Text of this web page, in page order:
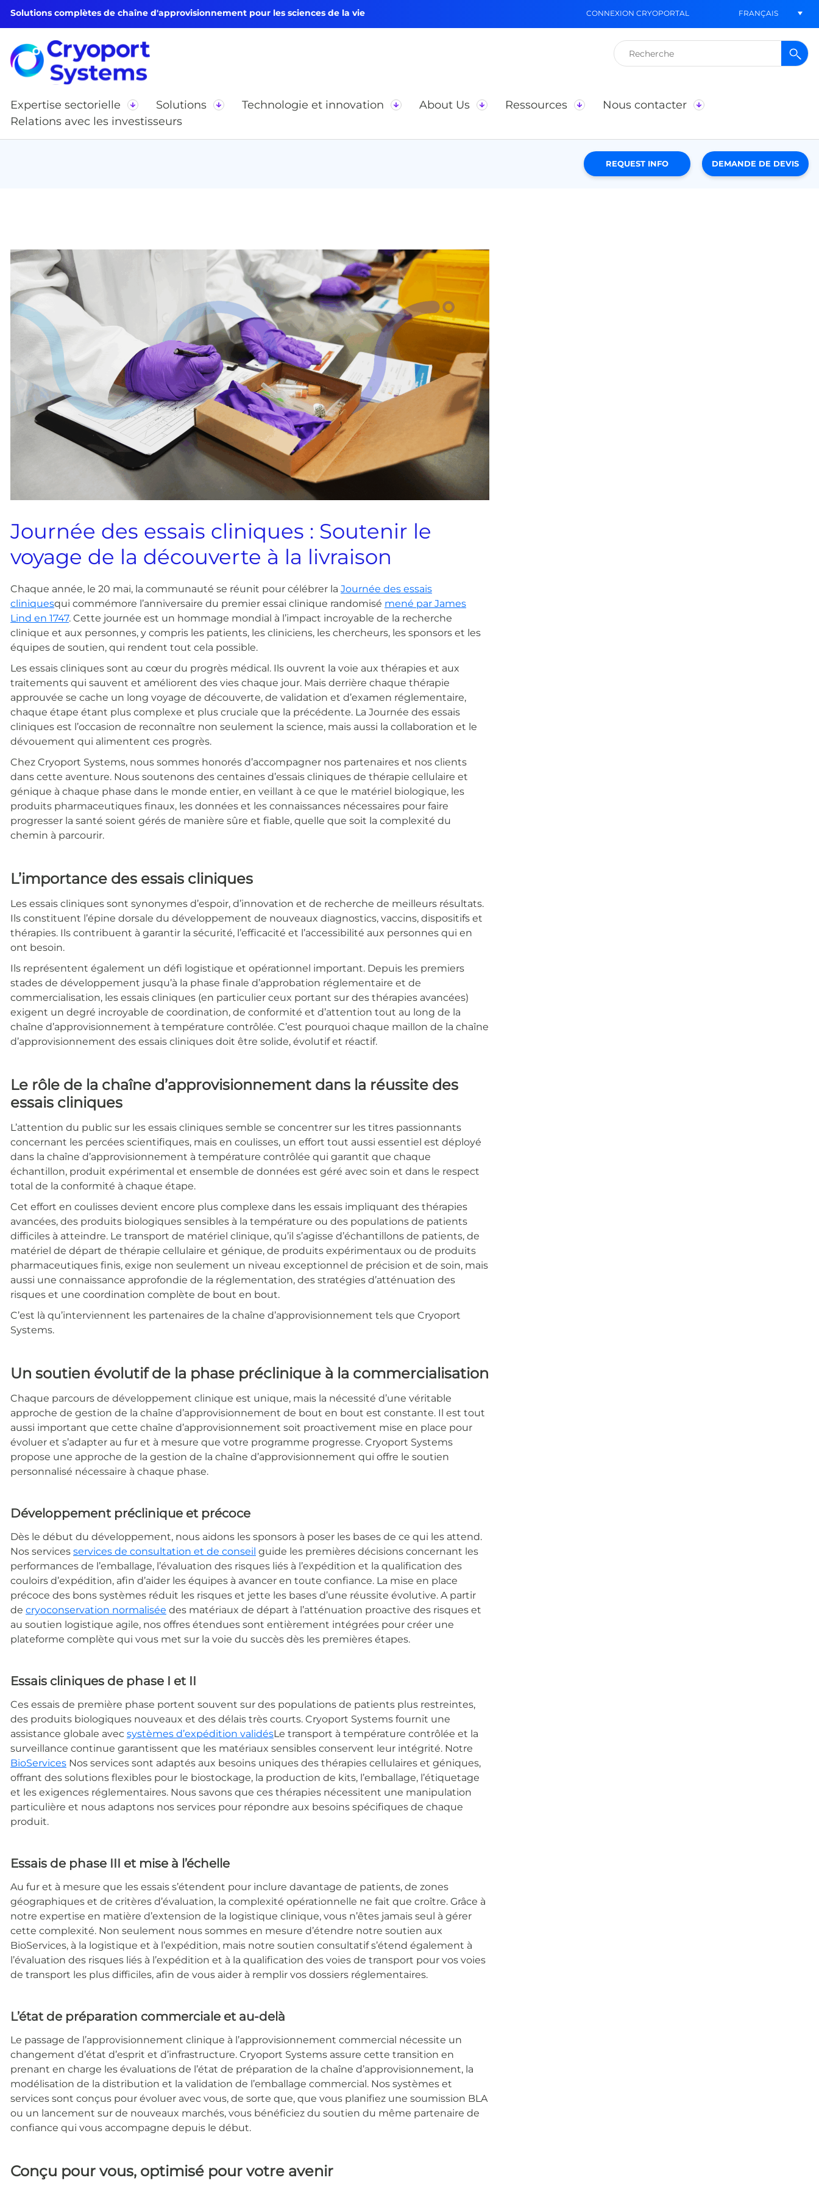
Solutions complètes de chaîne d'approvisionnement pour les sciences de la vie CONNEXION CRYOPORTAL FRANÇAIS
Rechercher :
Expertise sectorielle Solutions Technologie et innovation About Us Ressources
Nous contacter
Relations avec les investisseurs
REQUEST INFO DEMANDE DE DEVIS
Journée des essais cliniques : Soutenir le
voyage de la découverte à la livraison
Chaque année, le 20 mai, la communauté se réunit pour célébrer la Journée des essais
cliniquesqui commémore l’anniversaire du premier essai clinique randomisé mené par James
Lind en 1747. Cette journée est un hommage mondial à l’impact incroyable de la recherche
clinique et aux personnes, y compris les patients, les cliniciens, les chercheurs, les sponsors et les
équipes de soutien, qui rendent tout cela possible.
Les essais cliniques sont au cœur du progrès médical. Ils ouvrent la voie aux thérapies et aux
traitements qui sauvent et améliorent des vies chaque jour. Mais derrière chaque thérapie
approuvée se cache un long voyage de découverte, de validation et d’examen réglementaire,
chaque étape étant plus complexe et plus cruciale que la précédente. La Journée des essais
cliniques est l’occasion de reconnaître non seulement la science, mais aussi la collaboration et le
dévouement qui alimentent ces progrès.
Chez Cryoport Systems, nous sommes honorés d’accompagner nos partenaires et nos clients
dans cette aventure. Nous soutenons des centaines d’essais cliniques de thérapie cellulaire et
génique à chaque phase dans le monde entier, en veillant à ce que le matériel biologique, les
produits pharmaceutiques finaux, les données et les connaissances nécessaires pour faire
progresser la santé soient gérés de manière sûre et fiable, quelle que soit la complexité du
chemin à parcourir.
L’importance des essais cliniques
Les essais cliniques sont synonymes d’espoir, d’innovation et de recherche de meilleurs résultats.
Ils constituent l’épine dorsale du développement de nouveaux diagnostics, vaccins, dispositifs et
thérapies. Ils contribuent à garantir la sécurité, l’efficacité et l’accessibilité aux personnes qui en
ont besoin.
Ils représentent également un défi logistique et opérationnel important. Depuis les premiers
stades de développement jusqu’à la phase finale d’approbation réglementaire et de
commercialisation, les essais cliniques (en particulier ceux portant sur des thérapies avancées)
exigent un degré incroyable de coordination, de conformité et d’attention tout au long de la
chaîne d’approvisionnement à température contrôlée. C’est pourquoi chaque maillon de la chaîne
d’approvisionnement des essais cliniques doit être solide, évolutif et réactif.
Le rôle de la chaîne d’approvisionnement dans la réussite des
essais cliniques
L’attention du public sur les essais cliniques semble se concentrer sur les titres passionnants
concernant les percées scientifiques, mais en coulisses, un effort tout aussi essentiel est déployé
dans la chaîne d’approvisionnement à température contrôlée qui garantit que chaque
échantillon, produit expérimental et ensemble de données est géré avec soin et dans le respect
total de la conformité à chaque étape.
Cet effort en coulisses devient encore plus complexe dans les essais impliquant des thérapies
avancées, des produits biologiques sensibles à la température ou des populations de patients
difficiles à atteindre. Le transport de matériel clinique, qu’il s’agisse d’échantillons de patients, de
matériel de départ de thérapie cellulaire et génique, de produits expérimentaux ou de produits
pharmaceutiques finis, exige non seulement un niveau exceptionnel de précision et de soin, mais
aussi une connaissance approfondie de la réglementation, des stratégies d’atténuation des
risques et une coordination complète de bout en bout.
C’est là qu’interviennent les partenaires de la chaîne d’approvisionnement tels que Cryoport
Systems.
Un soutien évolutif de la phase préclinique à la commercialisation
Chaque parcours de développement clinique est unique, mais la nécessité d’une véritable
approche de gestion de la chaîne d’approvisionnement de bout en bout est constante. Il est tout
aussi important que cette chaîne d’approvisionnement soit proactivement mise en place pour
évoluer et s’adapter au fur et à mesure que votre programme progresse. Cryoport Systems
propose une approche de la gestion de la chaîne d’approvisionnement qui offre le soutien
personnalisé nécessaire à chaque phase.
Développement préclinique et précoce
Dès le début du développement, nous aidons les sponsors à poser les bases de ce qui les attend.
Nos services services de consultation et de conseil guide les premières décisions concernant les
performances de l’emballage, l’évaluation des risques liés à l’expédition et la qualification des
couloirs d’expédition, afin d’aider les équipes à avancer en toute confiance. La mise en place
précoce des bons systèmes réduit les risques et jette les bases d’une réussite évolutive. A partir
de cryoconservation normalisée des matériaux de départ à l’atténuation proactive des risques et
au soutien logistique agile, nos offres étendues sont entièrement intégrées pour créer une
plateforme complète qui vous met sur la voie du succès dès les premières étapes.
Essais cliniques de phase I et II
Ces essais de première phase portent souvent sur des populations de patients plus restreintes,
des produits biologiques nouveaux et des délais très courts. Cryoport Systems fournit une
assistance globale avec systèmes d’expédition validésLe transport à température contrôlée et la
surveillance continue garantissent que les matériaux sensibles conservent leur intégrité. Notre
BioServices Nos services sont adaptés aux besoins uniques des thérapies cellulaires et géniques,
offrant des solutions flexibles pour le biostockage, la production de kits, l’emballage, l’étiquetage
et les exigences réglementaires. Nous savons que ces thérapies nécessitent une manipulation
particulière et nous adaptons nos services pour répondre aux besoins spécifiques de chaque
produit.
Essais de phase III et mise à l’échelle
Au fur et à mesure que les essais s’étendent pour inclure davantage de patients, de zones
géographiques et de critères d’évaluation, la complexité opérationnelle ne fait que croître. Grâce à
notre expertise en matière d’extension de la logistique clinique, vous n’êtes jamais seul à gérer
cette complexité. Non seulement nous sommes en mesure d’étendre notre soutien aux
BioServices, à la logistique et à l’expédition, mais notre soutien consultatif s’étend également à
l’évaluation des risques liés à l’expédition et à la qualification des voies de transport pour vos voies
de transport les plus difficiles, afin de vous aider à remplir vos dossiers réglementaires.
L’état de préparation commerciale et au-delà
Le passage de l’approvisionnement clinique à l’approvisionnement commercial nécessite un
changement d’état d’esprit et d’infrastructure. Cryoport Systems assure cette transition en
prenant en charge les évaluations de l’état de préparation de la chaîne d’approvisionnement, la
modélisation de la distribution et la validation de l’emballage commercial. Nos systèmes et
services sont conçus pour évoluer avec vous, de sorte que, que vous planifiez une soumission BLA
ou un lancement sur de nouveaux marchés, vous bénéficiez du soutien du même partenaire de
confiance qui vous accompagne depuis le début.
Conçu pour vous, optimisé pour votre avenir